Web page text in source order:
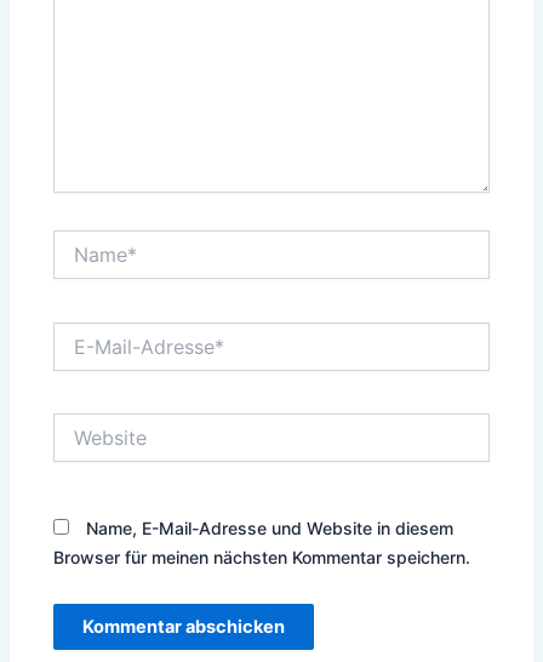
Mail-
Name, E-Mail-Adresse und Website in diesem
Browser für meinen nächsten Kommentar speichern.